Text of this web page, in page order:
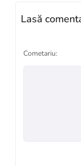
Lasă
Cometariu: